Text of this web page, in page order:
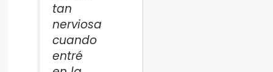
tan
nerviosa
cuando
entré